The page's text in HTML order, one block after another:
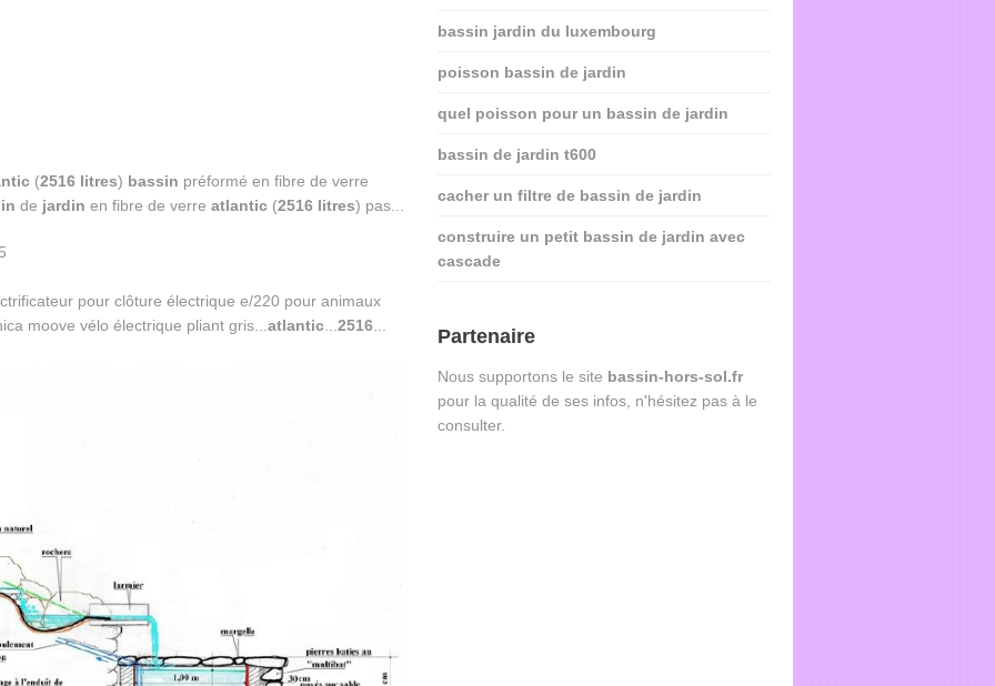
(2516 litres) bassin préformé en fibre de verre
de jardin en fibre de verre atlantic(2516 litres) pas...
pour clôture électrique e/220 pour animaux
moove vélo électrique pliant gris... atlantic... 2516...
bassin jardin du luxembourg
poisson bassin de jardin
quel poisson pour un bassin de jardin
bassin de jardin t600
cacher un filtre de bassin de jardin
construire un petit bassin de jardin avec
cascade
Partenaire
Nous supportons le site bassin-hors-sol.fr
pour la qualité de ses infos, n'hésitez pas à le
consulter.